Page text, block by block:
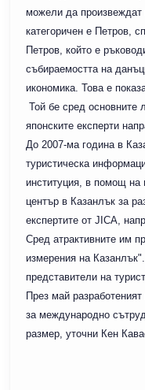
можели да произвеждат
категоричен е Петров,
Петров, който е
събираемостта на
икономика. Това е
Той бе сред основните
японските експерти
До 2007-ма година в
туристическа
институция, в помощ на
център в Казанлък за
експертите от JICA,
Сред атрактивните им
измерения на
представители на
През май
за международно
размер, уточни Кен